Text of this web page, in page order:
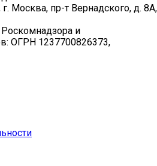
Москва, пр-т Вернадского, д. 8А,
и
ОГРН 1237700826373,